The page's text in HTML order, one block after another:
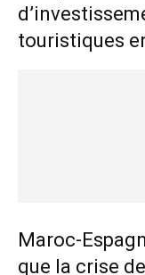
touristiques
Maroc-
que la crise